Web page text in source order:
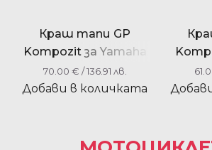
Краш тапи GP
Kompozit за Yamaha
YZF-R6 2008-2016
70.00 € / 136.91 лв.
Добави в количката
Africa